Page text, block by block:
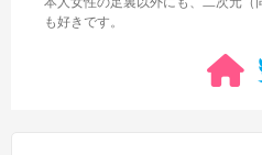
も好きです。